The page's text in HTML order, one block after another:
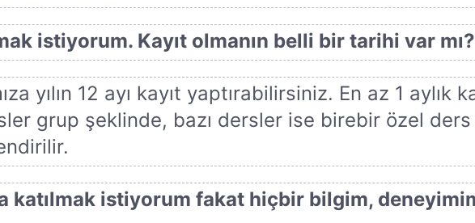
istiyorum. Kayıt olmanın belli bir tarihi var mı?
yılın 12 ayı kayıt yaptırabilirsiniz. En az 1 aylık
grup şeklinde, bazı dersler ise birebir özel ders
katılmak istiyorum fakat hiçbir bilgim,